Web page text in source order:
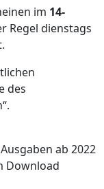
im 14-
Regel dienstags
des
ab 2022
Download